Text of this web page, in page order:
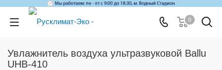
0
Увлажнитель воздуха ультразвуковой Ballu
UHB-410